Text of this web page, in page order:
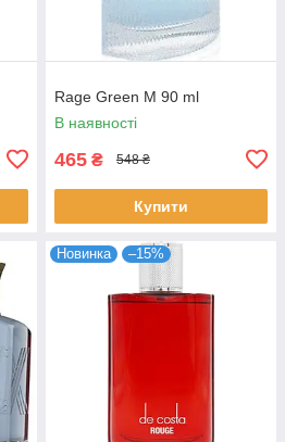
Rage Green M 90 ml
В наявності
465 ₴ 548 ₴
Купити
Новинка –15%